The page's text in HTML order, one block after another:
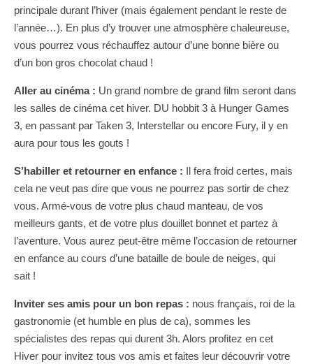
principale durant l’hiver (mais également pendant le reste de
l’année…). En plus d’y trouver une atmosphère chaleureuse,
vous pourrez vous réchauffez autour d’une bonne bière ou
d’un bon gros chocolat chaud !
Aller au cinéma : Un grand nombre de grand film seront dans
les salles de cinéma cet hiver. DU hobbit 3 à Hunger Games
3, en passant par Taken 3, Interstellar ou encore Fury, il y en
aura pour tous les gouts !
S’habiller et retourner en enfance : Il fera froid certes, mais
cela ne veut pas dire que vous ne pourrez pas sortir de chez
vous. Armé-vous de votre plus chaud manteau, de vos
meilleurs gants, et de votre plus douillet bonnet et partez à
l’aventure. Vous aurez peut-être même l’occasion de retourner
en enfance au cours d’une bataille de boule de neiges, qui
sait !
Inviter ses amis pour un bon repas : nous français, roi de la
gastronomie (et humble en plus de ca), sommes les
spécialistes des repas qui durent 3h. Alors profitez en cet
Hiver pour invitez tous vos amis et faites leur découvrir votre